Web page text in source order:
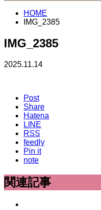
HOME
IMG_2385
IMG_2385
2025.11.14
Post
Share
Hatena
LINE
RSS
feedly
Pin it
note
関連記事